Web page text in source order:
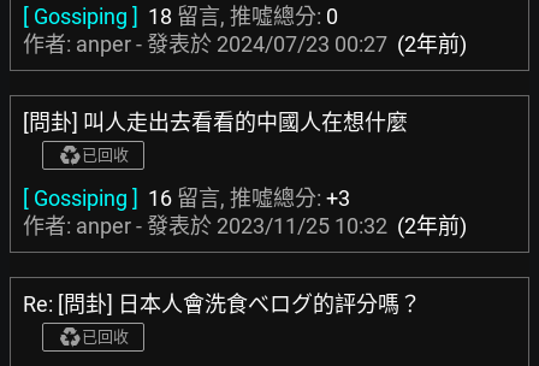
[ Gossiping ] 18 留言, 推噓總分: 0
作者: anper - 發表於 2024/07/23 00:27 (2年前)
[問卦] 叫人走出去看看的中國人在想什麼
已回收
[ Gossiping ] 16 留言, 推噓總分: +3
作者: anper - 發表於 2023/11/25 10:32 (2年前)
Re: [問卦] 日本人會洗食べログ的評分嗎？
已回收